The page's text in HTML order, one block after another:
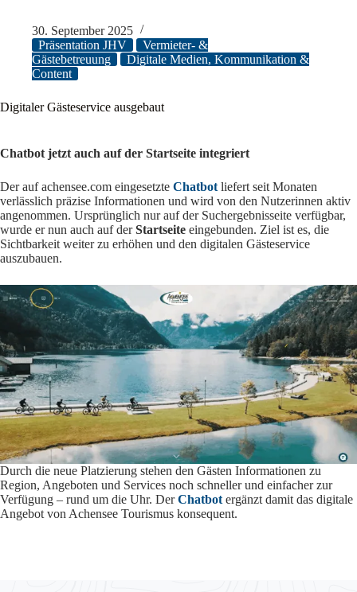
30. September 2025
Präsentation JHV
Vermieter- &
Gästebetreuung
Digitale Medien, Kommunikation &
Content
Digitaler Gästeservice ausgebaut
Chatbot jetzt auch auf der Startseite integriert
Der auf achensee.com eingesetzte Chatbot liefert seit Monaten
verlässlich präzise Informationen und wird von den Nutzerinnen aktiv
angenommen. Ursprünglich nur auf der Suchergebnisseite verfügbar,
wurde er nun auch auf derStartseite eingebunden. Ziel ist es, die
Sichtbarkeit weiter zu erhöhen und den digitalen Gästeservice
auszubauen.
Durch die neue Platzierung stehen den Gästen Informationen zu
Region, Angeboten und Services noch schneller und einfacher zur
Verfügung – rund um die Uhr. DerChatbot ergänzt damit das digitale
Angebot von Achensee Tourismus konsequent.